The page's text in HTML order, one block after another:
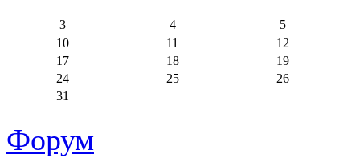
3 4
5
10
11
12
17
18
19
24
25
26
31
Форум